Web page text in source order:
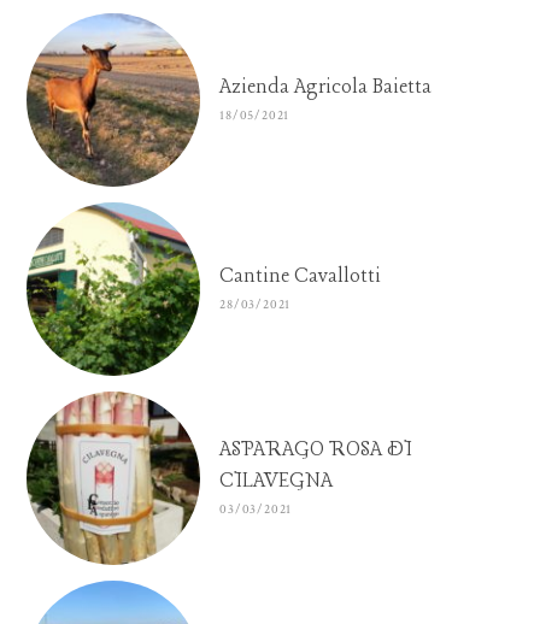
Azienda Agricola Baietta
18/05/2021
Cantine Cavallotti
28/03/2021
ASPARAGO ROSA DI
CILAVEGNA
03/03/2021